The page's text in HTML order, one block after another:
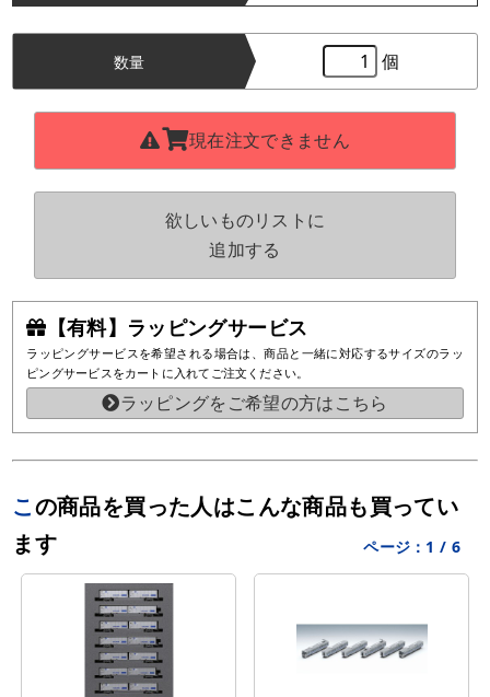
【有料】ラッピングサービス
ラッピングサービスを希望される場合は、商品と一緒に対応するサイズのラッ
ピングサービスをカートに入れてご注文ください。
ラッピングをご希望の方はこちら
数量 個
現在注文できません
欲しいものリストに
追加する
この商品を買った人はこんな商品も買ってい
ます
ページ： 1 / 6